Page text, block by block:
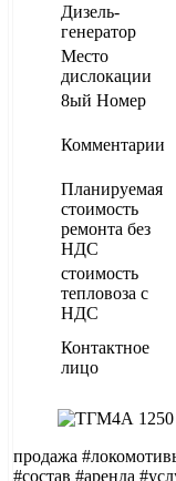
Дизель-
генератор
Место
дислокации
8ый Номер
Комментарии
Планируемая
стоимость
ремонта без
НДС
стоимость
тепловоза с
НДС
Контактное
лицо
продажа
#состав #аренда